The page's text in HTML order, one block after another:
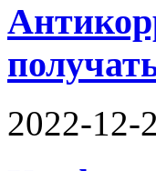
2022-12-